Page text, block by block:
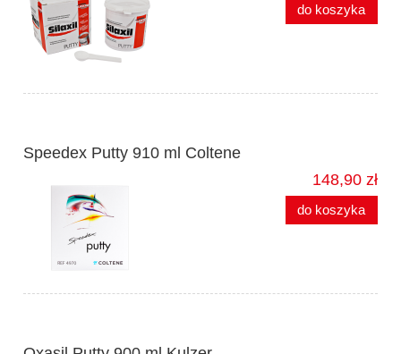
do koszyka
Speedex Putty 910 ml Coltene
148,90 zł
do koszyka